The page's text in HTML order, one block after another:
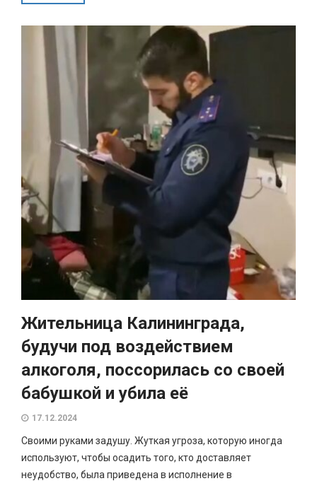
Жительница Калининграда,
будучи под воздействием
алкоголя, поссорилась со своей
бабушкой и убила её
17.12.2024
Своими руками задушу. Жуткая угроза, которую иногда
используют, чтобы осадить того, кто доставляет
неудобство, была приведена в исполнение в